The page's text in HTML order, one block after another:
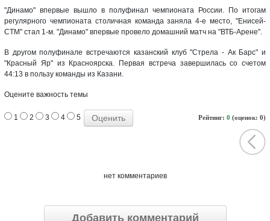
"Динамо" впервые вышло в полуфинал чемпионата России. По итогам
регулярного чемпионата столичная команда заняла 4-е место, "Енисей-
СТМ" стал 1-м. "Динамо" впервые провело домашний матч на "ВТБ-Арене".
В другом полуфинале встречаются казанский клуб "Стрела - Ак Барс" и
"Красный Яр" из Красноярска. Первая встреча завершилась со счетом
44:13 в пользу команды из Казани.
Оцените важность темы
Рейтинг: 0 (оценок: 0)
1 2 3 4 5
нет комментариев
Добавить комментарий